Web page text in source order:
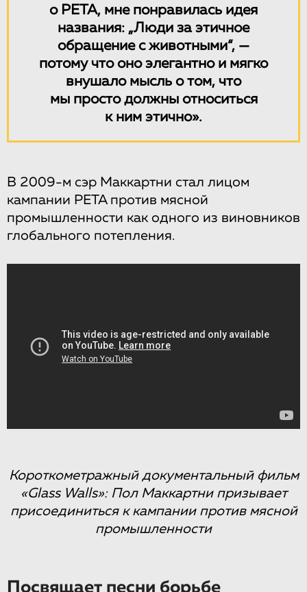
о PETA, мне понравилась идея
названия: „Люди за этичное
обращение с животными“, —
потому что оно элегантно и мягко
внушало мысль о том, что
мы просто должны относиться
к ним этично».
В 2009-м сэр Маккартни стал лицом
кампании PETA против мясной
промышленности как одного из виновников
глобального потепления.
Короткометражный документальный фильм
«Glass Walls»: Пол Маккартни призывает
присоединиться к кампании против мясной
промышленности
Посвящает песни борьбе